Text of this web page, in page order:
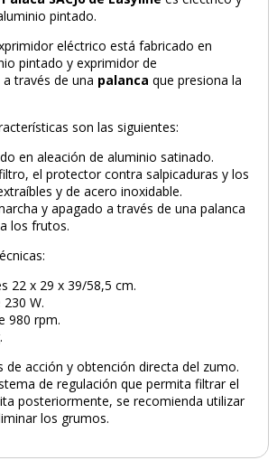
pintado.
eléctrico está fabricado en
pintado y exprimidor de
través de una palanca que presiona la
son las siguientes:
en aleación de aluminio satinado.
el protector contra salpicaduras y los
y de acero inoxidable.
y apagado a través de una palanca
los frutos.
22 x 29 x 39/58,5 cm.
W.
980 rpm.
de acción y obtención directa del zumo.
de regulación que permita filtrar el
posteriormente, se recomienda utilizar
los grumos.